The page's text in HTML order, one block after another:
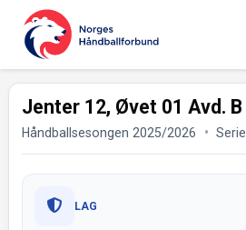
Jenter 12, Øvet 01 Avd. B
Håndballsesongen 2025/2026 Serie
LAG